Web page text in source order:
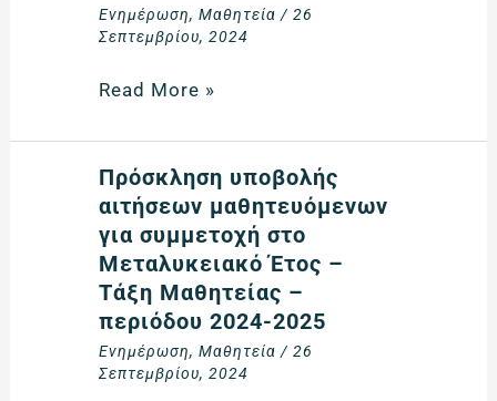
Ενημέρωση, Μαθητεία / 26
Σεπτεμβρίου, 2024
θέσεις
–
σε
ειδικότητες
του
Μεταλυκειακού
Έτους
–
Τάξης
Μαθητείας
–
περιόδου
Read More »
Πρόσκληση υποβολής
αιτήσεων μαθητευόμενων
για συμμετοχή στο
Μεταλυκειακό Έτος –
Τάξη Μαθητείας –
περιόδου 2024-2025
Ενημέρωση, Μαθητεία / 26
Σεπτεμβρίου, 2024
Πρόσκληση
υποβολής
αιτήσεων
μαθητευόμενων
για
συμμετοχή
στο
Μεταλυκειακό